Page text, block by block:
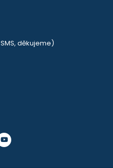
děkujeme)